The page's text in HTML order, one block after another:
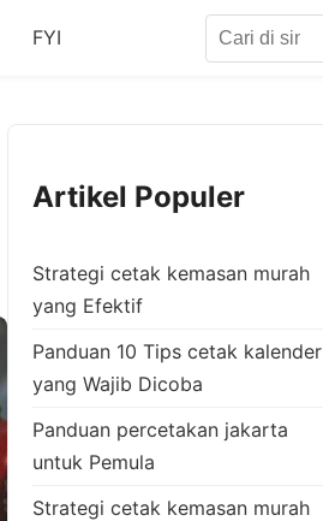
FYI
Artikel Populer
Strategi cetak kemasan murah
yang Efektif
Panduan 10 Tips cetak kalender
yang Wajib Dicoba
Panduan percetakan jakarta
untuk Pemula
Strategi cetak kemasan murah